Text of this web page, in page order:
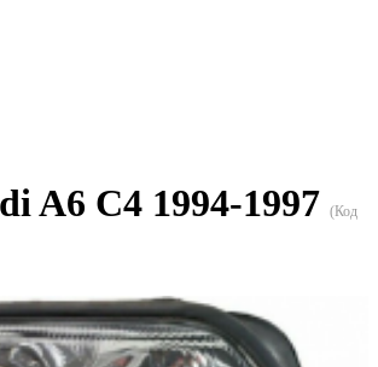
A6 C4 1994-1997 (Код